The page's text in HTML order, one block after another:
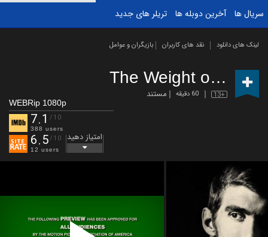
سریال ها
آخرین دوبله ها تریلر های جدید
لینک های دانلود نقد های کاربران بازیگران و عوامل
The Weight of Gold
13+ 60 دقیقه مستند
WEBRip 1080p
7.1 /10
388 users
6.5/10
12 users
امتیاز دهید